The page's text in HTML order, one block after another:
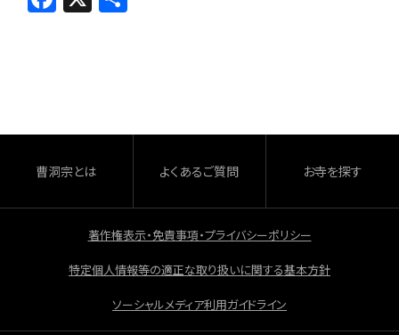
a
o
o
k
曹洞宗とは よくあるご質問 お寺を探す
著作権表示・免責事項・プライバシーポリシー
特定個人情報等の適正な取り扱いに関する基本方針
ソーシャルメディア利用ガイドライン